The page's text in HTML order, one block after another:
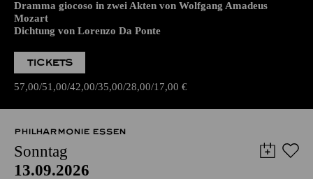
Dramma giocoso in zwei Akten von Wolfgang Amadeus
Mozart
Dichtung von Lorenzo Da Ponte
TICKETS
57,00 51,00 42,00 35,00 28,00 17,00 €
PHILHARMONIE ESSEN
Sonntag
13.09.2026